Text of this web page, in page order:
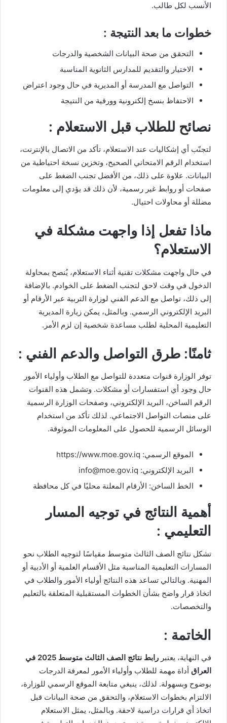
الأنسب لكل طالب.
خطوات ما بعد النتيجة :
التحقق من صحة البيانات الشخصية والدرجات
الاختيار والتقديم للمدارس الثانوية المناسبة
التواصل مع المدرسة أو المديرية في حال وجود اعتراض
الاحتفاظ بنسخ إلكترونية وورقية من النتيجة
نصائح للطلاب قبل الاستعلام :
لتجنّب أي إشكاليات عند الاستعلام، تأكد من الاتصال بالإنترنت،
استخدام الرقم الامتحاني الصحيح، وتخزين نسخة احتياطية من
البيانات. علاوة على ذلك، من الأفضل تجنب الضغط على
صفحات أو روابط غير رسمية، لأن ذلك قد يؤدي إلى معلومات
مضللة أو محاولات احتيال.
ماذا تفعل إذا واجهت مشكلة في
الاستعلام؟
في حال واجهت مشكلات تقنية أثناء الاستعلام، يُنصح بمحاولة
الدخول في وقت لاحق لتجنب الضغط على الخوادم. بالإضافة
إلى ذلك، تواصل مع الدعم الفني لوزارة التربية عبر الأرقام أو
البريد الإلكتروني الرسمي. وبالمثل، يمكن زيارة المديرية
التعليمية المحلية لطلب مساعدة شخصية إن لزم الأمر.
ثامنًا: طرق التواصل والدعم الفني :
توفر الوزارة قنوات متعددة للتواصل مع الطلاب وأولياء الأمور
حال وجود أي استفسارات أو مشكلات. وتشمل هذه القنوات
الرقم الساخن، البريد الإلكتروني، وصفحات الوزارة الرسمية
على منصات التواصل الاجتماعي. لذلك تأكد من استخدام
الوسائل الرسمية للحصول على المعلومات الموثوقة.
الموقع الرسمي: https://www.moe.gov.iq
البريد الإلكتروني: info@moe.gov.iq
الخط الساخن: الأرقام المعلنة محليًا في كل محافظة
أهمية النتائج في توجيه المسار
التعليمي :
تشكل نتائج الصف الثالث متوسط مقياسًا لتوجيه الطلاب نحو
المسارات التعليمية المناسبة مثل الأقسام العلمية أو الأدبية أو
المهنية. وبالتالي تساعد هذه النتائج أولياء الأمور والطلاب في
اتخاذ قرار واضح بشأن الخطوات المستقبلية المتعلقة بالتعليم
والتخصصات.
الخاتمة :
في النهاية، يعتبر
رابط نتائج الصف الثالث متوسط 2025 في
العراق أداة مهمة للطلاب وأولياء الأمور لمعرفة الدرجات
بوضوح وبسهولة. لذلك، ينبغي متابعة الموقع الرسمي للوزارة،
الالتزام بخطوات الاستعلام، والتحقق من صحة البيانات قبل
اتخاذ أي قرارات دراسية لاحقة. وبالمثل، يمثل الاستعلام